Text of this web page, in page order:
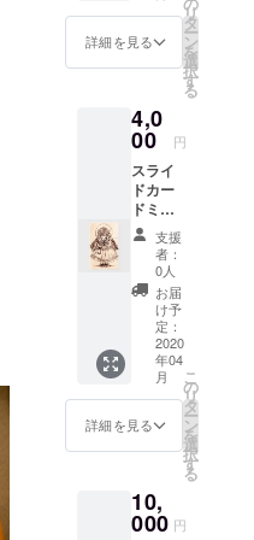
帯して
いても
邪魔に
なりま
傘とリ
ボンと
女の子
の可愛
いイラ
ストで
す。
詳細を見る
リ
タ
ー
ン
を
選
択
す
る
4,0
00 円
スライ
ドカー
ドミ
ラーで
す。 好
評の糸
電話の
イラス
トで鏡
を作成
いたし
まし
た。 全
体的な
カラー
はホワ
なりま
す！
支援
者：
0人
お届
け予
定：
2020
年04
月
詳細を見る
こ
の
リ
タ
ー
ン
を
選
択
す
る
10,
000 円